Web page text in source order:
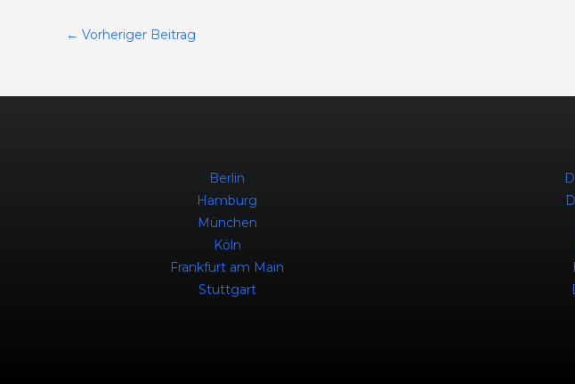
← Vorheriger Beitrag
Berlin
Hamburg
München
Köln
Frankfurt am Main
Stuttgart